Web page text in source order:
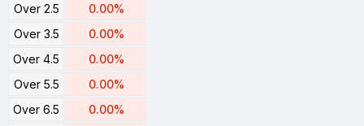
Over 2.5
0.00%
Over 3.5
0.00%
Over 4.5
0.00%
Over 5.5
0.00%
Over 6.5
0.00%